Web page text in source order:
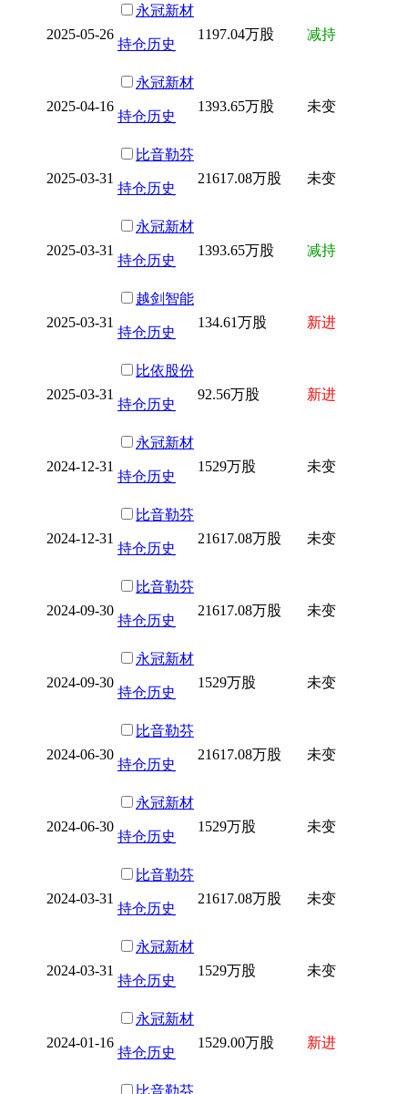
2025-05-26
永冠新材
持仓历史
1197.04万股 减持
2025-04-16
永冠新材
持仓历史
1393.65万股 未变
2025-03-31
比音勒芬
持仓历史
21617.08万股 未变
2025-03-31
永冠新材
持仓历史
1393.65万股 减持
2025-03-31
越剑智能
持仓历史
134.61万股 新进
2025-03-31
比依股份
持仓历史
92.56万股 新进
2024-12-31
永冠新材
持仓历史
1529万股 未变
2024-12-31
比音勒芬
持仓历史
21617.08万股 未变
2024-09-30
比音勒芬
持仓历史
21617.08万股 未变
2024-09-30
永冠新材
持仓历史
1529万股 未变
2024-06-30
比音勒芬
持仓历史
21617.08万股 未变
2024-06-30
永冠新材
持仓历史
1529万股 未变
2024-03-31
比音勒芬
持仓历史
21617.08万股 未变
2024-03-31
永冠新材
持仓历史
1529万股 未变
2024-01-16
永冠新材
持仓历史
1529.00万股 新进
比音勒芬